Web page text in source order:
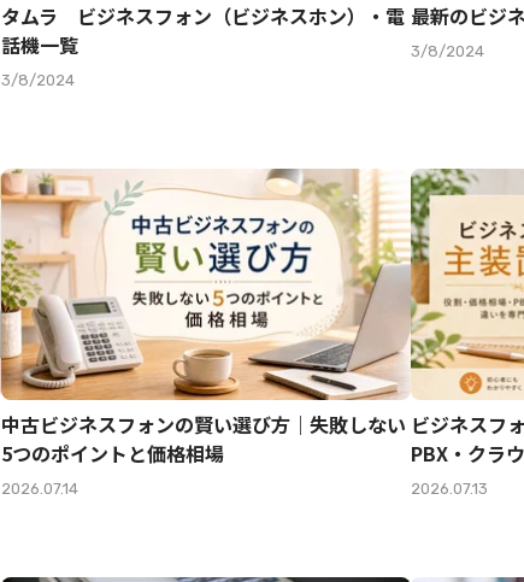
タムラ ビジネスフォン（ビジネスホン）・電
話機一覧
3/8/2024
最新のビジ
3/8/2024
中古ビジネスフォンの賢い選び方｜失敗しない
5つのポイントと価格相場
2026.07.14
ビジネスフ
PBX・クラ
2026.07.13